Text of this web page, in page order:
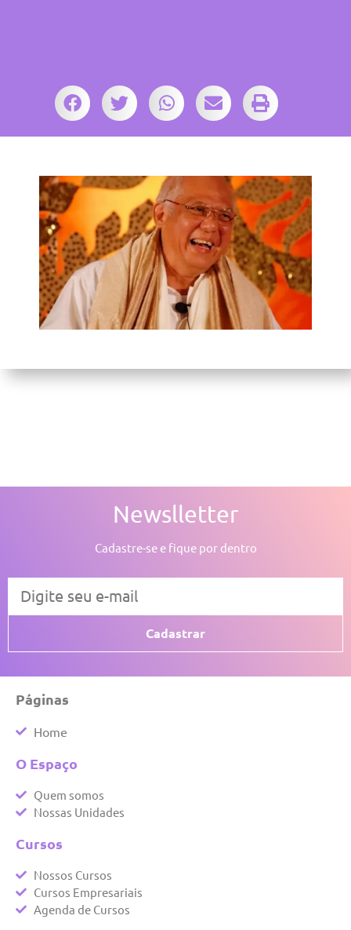
Newslletter
Cadastre-se e fique por dentro
Cadastrar
Páginas
Home
O Espaço
Quem somos
Nossas Unidades
Cursos
Nossos Cursos
Cursos Empresariais
Agenda de Cursos